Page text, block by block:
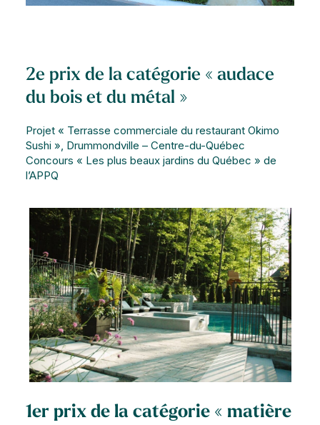
2e prix de la catégorie « audace
du bois et du métal »
Projet « Terrasse commerciale du restaurant Okimo
Sushi », Drummondville – Centre-du-Québec
Concours « Les plus beaux jardins du Québec » de
l’APPQ
1er prix de la catégorie « matière